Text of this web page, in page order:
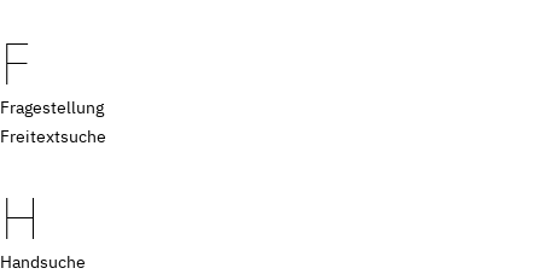
F
Fragestellung
Freitextsuche
H
Handsuche